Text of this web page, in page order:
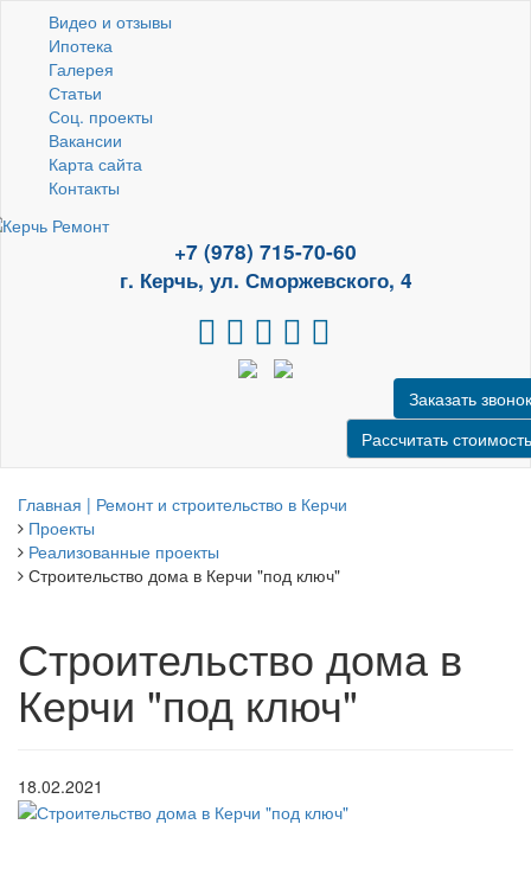
Видео и отзывы
Ипотека
Галерея
Статьи
Соц. проекты
Вакансии
Карта сайта
Контакты
+7 (978) 715-70-60
г. Керчь, ул. Сморжевского, 4
Заказать звонок
Рассчитать стоимость
Главная | Ремонт и строительство в Керчи
Проекты
Реализованные проекты
Строительство дома в Керчи "под ключ"
Строительство дома в
Керчи "под ключ"
18.02.2021